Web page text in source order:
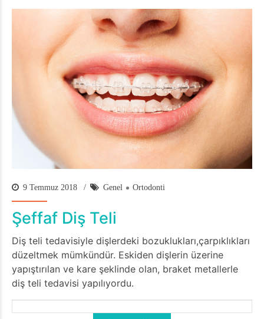
9 Temmuz 2018 Genel Ortodonti
Şeffaf Diş Teli
Diş teli tedavisiyle dişlerdeki bozuklukları,çarpıklıkları
düzeltmek mümkündür. Eskiden dişlerin üzerine
yapıştırılan ve kare şeklinde olan, braket metallerle
diş teli tedavisi yapılıyordu.